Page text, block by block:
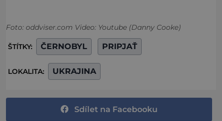
Foto: oddviser.com Video: Youtube (Danny Cooke)
ŠTÍTKY: ČERNOBYL PRIPJAŤ
LOKALITA: UKRAJINA
Sdílet na Facebooku